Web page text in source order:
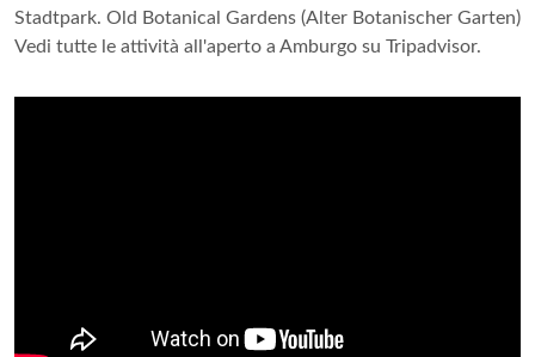
Stadtpark. Old Botanical Gardens (Alter Botanischer Garten)
Vedi tutte le attività all'aperto a Amburgo su Tripadvisor.